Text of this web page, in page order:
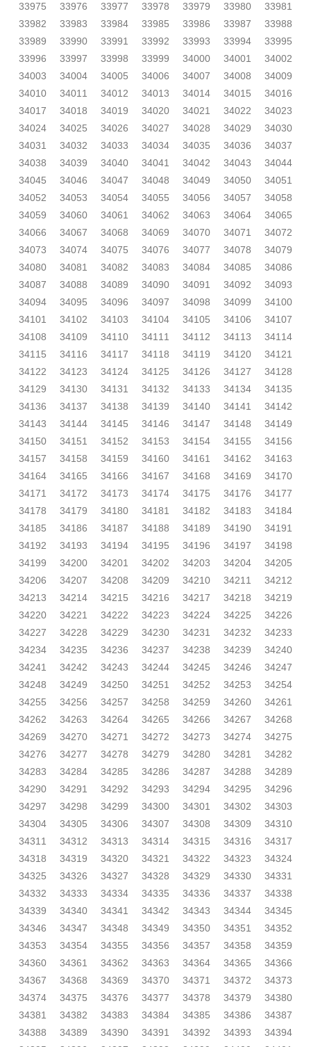
33975
33976 33977 33978 33979 33980
33981
33982
33983 33984 33985 33986 33987
33988
33989
33990 33991 33992 33993 33994
33995
33996
33997 33998 33999 34000 34001
34002
34003
34004 34005 34006 34007 34008
34009
34010
34011 34012 34013 34014 34015
34016
34017
34018 34019 34020 34021 34022
34023
34024
34025 34026 34027 34028 34029
34030
34031
34032 34033 34034 34035 34036
34037
34038
34039 34040 34041 34042 34043
34044
34045
34046 34047 34048 34049 34050
34051
34052
34053 34054 34055 34056 34057
34058
34059
34060 34061 34062 34063 34064
34065
34066
34067 34068 34069 34070 34071
34072
34073
34074 34075 34076 34077 34078
34079
34080
34081 34082 34083 34084 34085
34086
34087
34088 34089 34090 34091 34092
34093
34094
34095 34096 34097 34098 34099
34100
34101
34102 34103 34104 34105 34106
34107
34108
34109 34110 34111 34112 34113
34114
34115
34116 34117 34118 34119 34120
34121
34122
34123 34124 34125 34126 34127
34128
34129
34130 34131 34132 34133 34134
34135
34136
34137 34138 34139 34140 34141
34142
34143
34144 34145 34146 34147 34148
34149
34150
34151 34152 34153 34154 34155
34156
34157
34158 34159 34160 34161 34162
34163
34164
34165 34166 34167 34168 34169
34170
34171
34172 34173 34174 34175 34176
34177
34178
34179 34180 34181 34182 34183
34184
34185
34186 34187 34188 34189 34190
34191
34192
34193 34194 34195 34196 34197
34198
34199
34200 34201 34202 34203 34204
34205
34206
34207 34208 34209 34210 34211
34212
34213
34214 34215 34216 34217 34218
34219
34220
34221 34222 34223 34224 34225
34226
34227
34228 34229 34230 34231 34232
34233
34234
34235 34236 34237 34238 34239
34240
34241
34242 34243 34244 34245 34246
34247
34248
34249 34250 34251 34252 34253
34254
34255
34256 34257 34258 34259 34260
34261
34262
34263 34264 34265 34266 34267
34268
34269
34270 34271 34272 34273 34274
34275
34276
34277 34278 34279 34280 34281
34282
34283
34284 34285 34286 34287 34288
34289
34290
34291 34292 34293 34294 34295
34296
34297
34298 34299 34300 34301 34302
34303
34304
34305 34306 34307 34308 34309
34310
34311
34312 34313 34314 34315 34316
34317
34318
34319 34320 34321 34322 34323
34324
34325
34326 34327 34328 34329 34330
34331
34332
34333 34334 34335 34336 34337
34338
34339
34340 34341 34342 34343 34344
34345
34346
34347 34348 34349 34350 34351
34352
34353
34354 34355 34356 34357 34358
34359
34360
34361 34362 34363 34364 34365
34366
34367
34368 34369 34370 34371 34372
34373
34374
34375 34376 34377 34378 34379
34380
34381
34382 34383 34384 34385 34386
34387
34388
34389 34390 34391 34392 34393
34394